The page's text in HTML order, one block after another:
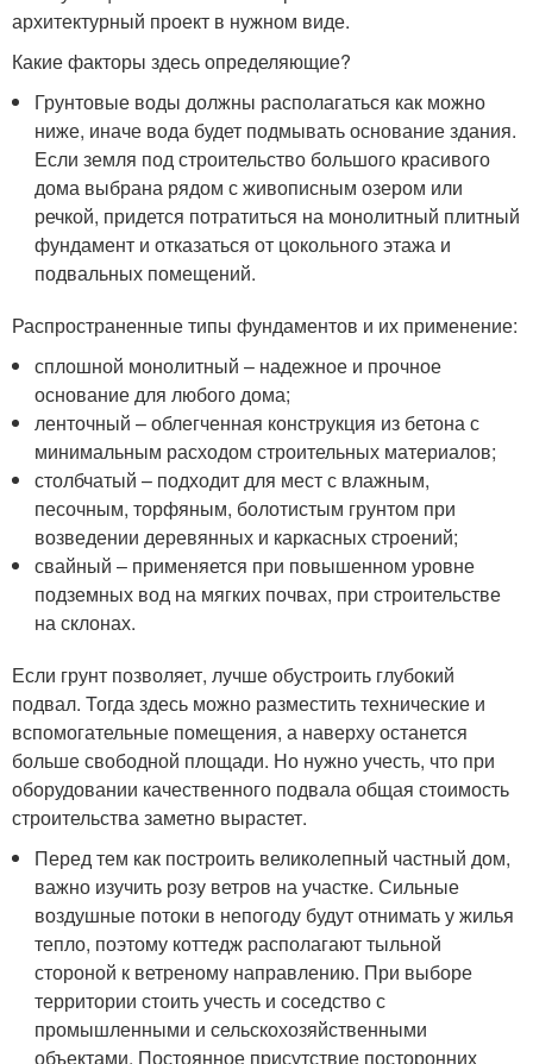
архитектурный проект в нужном виде.
Какие факторы здесь определяющие?
Грунтовые воды должны располагаться как можно
ниже, иначе вода будет подмывать основание здания.
Если земля под строительство большого красивого
дома выбрана рядом с живописным озером или
речкой, придется потратиться на монолитный плитный
фундамент и отказаться от цокольного этажа и
подвальных помещений.
Распространенные типы фундаментов и их применение:
сплошной монолитный – надежное и прочное
основание для любого дома;
ленточный – облегченная конструкция из бетона с
минимальным расходом строительных материалов;
столбчатый – подходит для мест с влажным,
песочным, торфяным, болотистым грунтом при
возведении деревянных и каркасных строений;
свайный – применяется при повышенном уровне
подземных вод на мягких почвах, при строительстве
на склонах.
Если грунт позволяет, лучше обустроить глубокий
подвал. Тогда здесь можно разместить технические и
вспомогательные помещения, а наверху останется
больше свободной площади. Но нужно учесть, что при
оборудовании качественного подвала общая стоимость
строительства заметно вырастет.
Перед тем как построить великолепный частный дом,
важно изучить розу ветров на участке. Сильные
воздушные потоки в непогоду будут отнимать у жилья
тепло, поэтому коттедж располагают тыльной
стороной к ветреному направлению. При выборе
территории стоить учесть и соседство с
промышленными и сельскохозяйственными
объектами. Постоянное присутствие посторонних